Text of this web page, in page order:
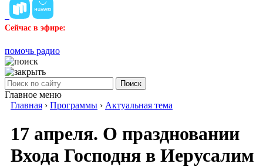
Сейчас в эфире:
помочь радио
Поиск
Главное меню
Главная › Программы › Актуальная тема
17 апреля. О праздновании
Входа Господня в Иерусалим